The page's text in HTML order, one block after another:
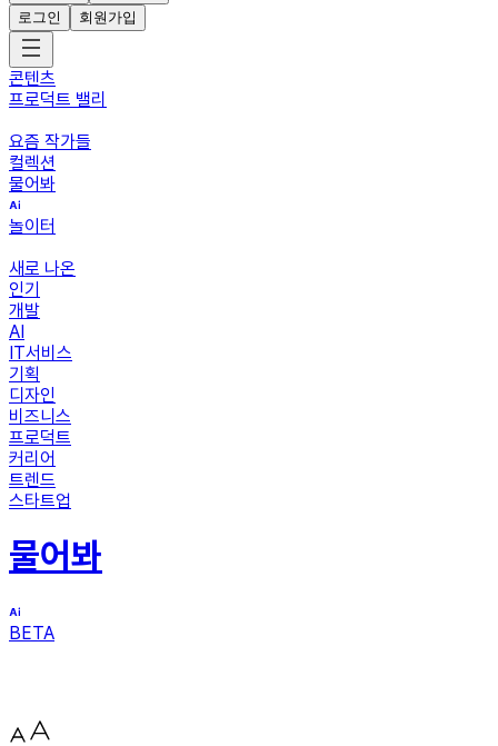
로그인
회원가입
콘텐츠
프로덕트 밸리
요즘 작가들
컬렉션
물어봐
놀이터
새로 나온
인기
개발
AI
IT서비스
기획
디자인
비즈니스
프로덕트
커리어
트렌드
스타트업
물어봐
BETA